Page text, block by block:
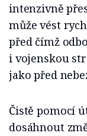
intenzivně
může vést
před čímž
i vojenskou
jako před
Čistě pomocí
dosáhnout